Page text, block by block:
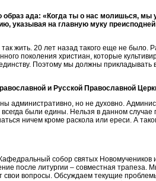
образ ада: «Когда ты о нас молишься, мы
указывая на главную муку
жить. 20 лет назад такого еще не было.
поколения христиан, которые
Поэтому мы должны прикладывать
и Русской Православной
административно, но не духовно.
были едины. Нельзя в данном случае
ничем кроме раскола или ереси. А
собор святых Новомучеников
после литургии – совместная трапеза.
свои вопросы. Обсуждаем текущие